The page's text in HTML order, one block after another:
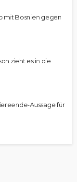
mit Bosnien gegen
zieht es in die
Aussage für